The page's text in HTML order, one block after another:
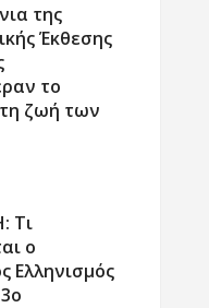
της
Έκθεσης
το
ζωή των
Τι
ο
Ελληνισμός